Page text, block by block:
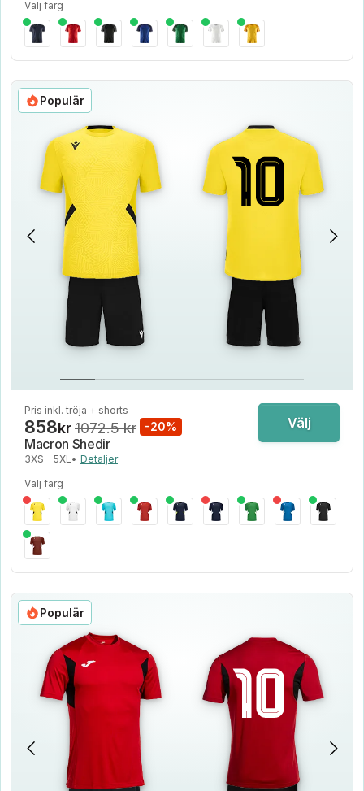
Välj färg
Populär
Pris inkl. tröja + shorts
858kr1072.5 kr -20%
Macron Shedir
3XS - 5XL• Detaljer
Välj
Välj färg
Populär